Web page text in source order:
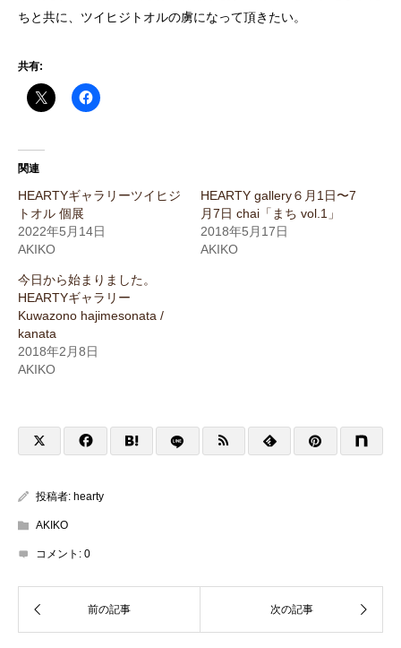
ちと共に、ツイヒジトオルの虜になって頂きたい。
共有:
関連
HEARTYギャラリーツイヒジ
トオル 個展
2022年5月14日
AKIKO
HEARTY gallery６月1日〜7
月7日 chai「まち vol.1」
2018年5月17日
AKIKO
今日から始まりました。
HEARTYギャラリー
Kuwazono hajimesonata /
kanata
2018年2月8日
AKIKO
投稿者: hearty
AKIKO
コメント: 0